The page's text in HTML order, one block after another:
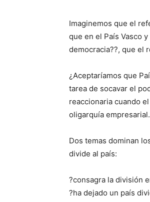
Imaginemos que el
que en el País Vasco
democracia??, que el
¿Aceptaríamos que
tarea de socavar el
reaccionaria cuando
oligarquía empresarial.
Dos temas dominan
divide al país:
?consagra la división
?ha dejado un país